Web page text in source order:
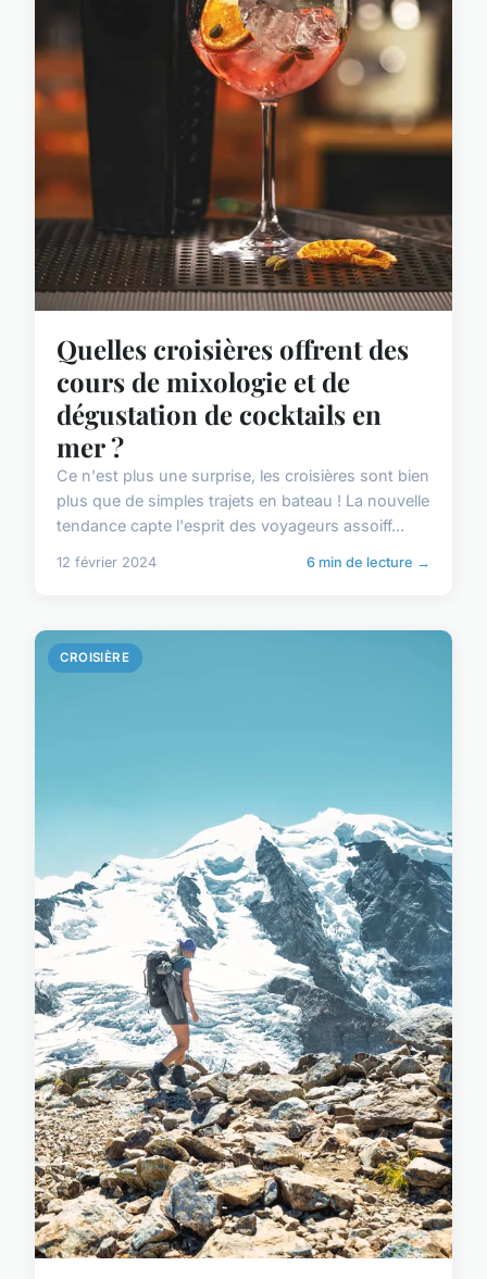
Quelles croisières offrent des
cours de mixologie et de
dégustation de cocktails en
mer ?
Ce n'est plus une surprise, les croisières sont bien
plus que de simples trajets en bateau ! La nouvelle
tendance capte l'esprit des voyageurs assoiff...
12 février 2024 6 min de lecture →
CROISIÈRE